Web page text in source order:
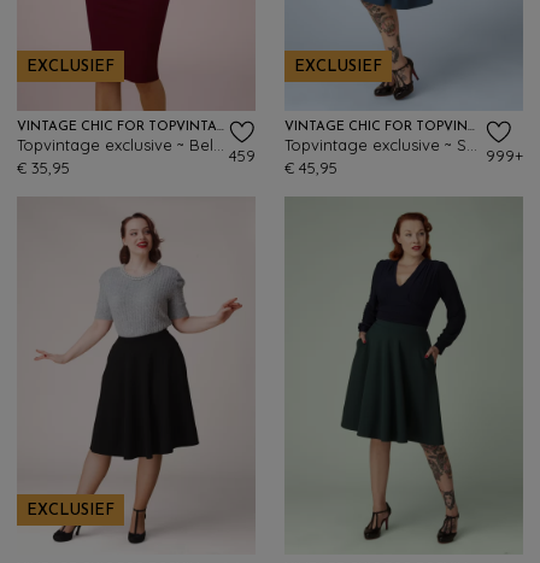
EXCLUSIEF
VINTAGE CHIC FOR TOPVINTAGE
€ 35,95
459
EXCLUSIEF
VINTAGE CHIC FOR TOPVINTAGE
€ 45,95
999+
EXCLUSIEF